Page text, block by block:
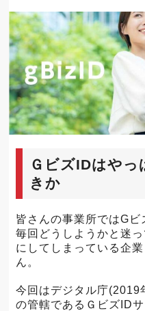
ＧビズIDはや
きか
皆さんの事業所ではGビ
毎回どうしようかと迷
にしてしまっている企
ん。
今回はデジタル庁(2019
の管轄であるＧビズID